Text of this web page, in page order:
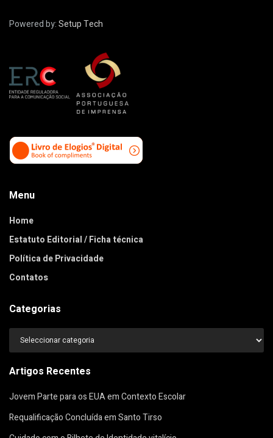
Powered by:Setup Tech
Menu
Home
Estatuto Editorial / Ficha técnica
Política de Privacidade
Contatos
Categorias
Categorias
Artigos Recentes
Jovem Parte para os EUA em Contexto Escolar
Requalificação Concluída em Santo Tirso